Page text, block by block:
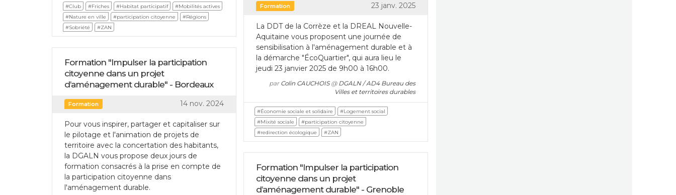
#Club #Friches #Habitat participatif
#Mobilités actives
#Nature en ville
#participation citoyenne
#Régions
#Sobriété
#ZAN
Formation 23 janv. 2025
La DDT de la Corrèze et la DREAL Nouvelle-
Aquitaine vous proposent une journée de
sensibilisation à l'aménagement durable et à
la démarche "ÉcoQuartier", qui aura lieu le
jeudi 23 janvier 2025 de 9h00 à 16h00.
parColin CAUCHOIS @DGALN / AD4 Bureau des
Villes et territoires durables
#Économie sociale et solidaire
#Logement social
#Mixité sociale
#participation citoyenne
#redirection écologique
#ZAN
Formation "Impulser la participation
citoyenne dans un projet
d’aménagement durable" - Bordeaux
Formation 14 nov. 2024
Pour vous inspirer, partager et capitaliser sur
le pilotage et l'animation de projets de
territoire avec la concertation des habitants,
la DGALN vous propose deux jours de
formation consacrés à la prise en compte de
la participation citoyenne dans
l'aménagement durable.
Formation "Impulser la participation
citoyenne dans un projet
d’aménagement durable" - Grenoble